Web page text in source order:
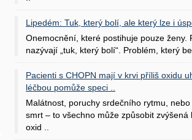
Lipedém: Tuk, který bolí, ale který lze i
Onemocnění, které postihuje pouze ženy.
nazývají „tuk, který bolí“. Problém, který
Pacienti s CHOPN mají v krvi příliš oxidu
léčbou pomůže speci ..
Malátnost, poruchy srdečního rytmu,
smrt – to všechno může způsobit zvýšená
oxid ..